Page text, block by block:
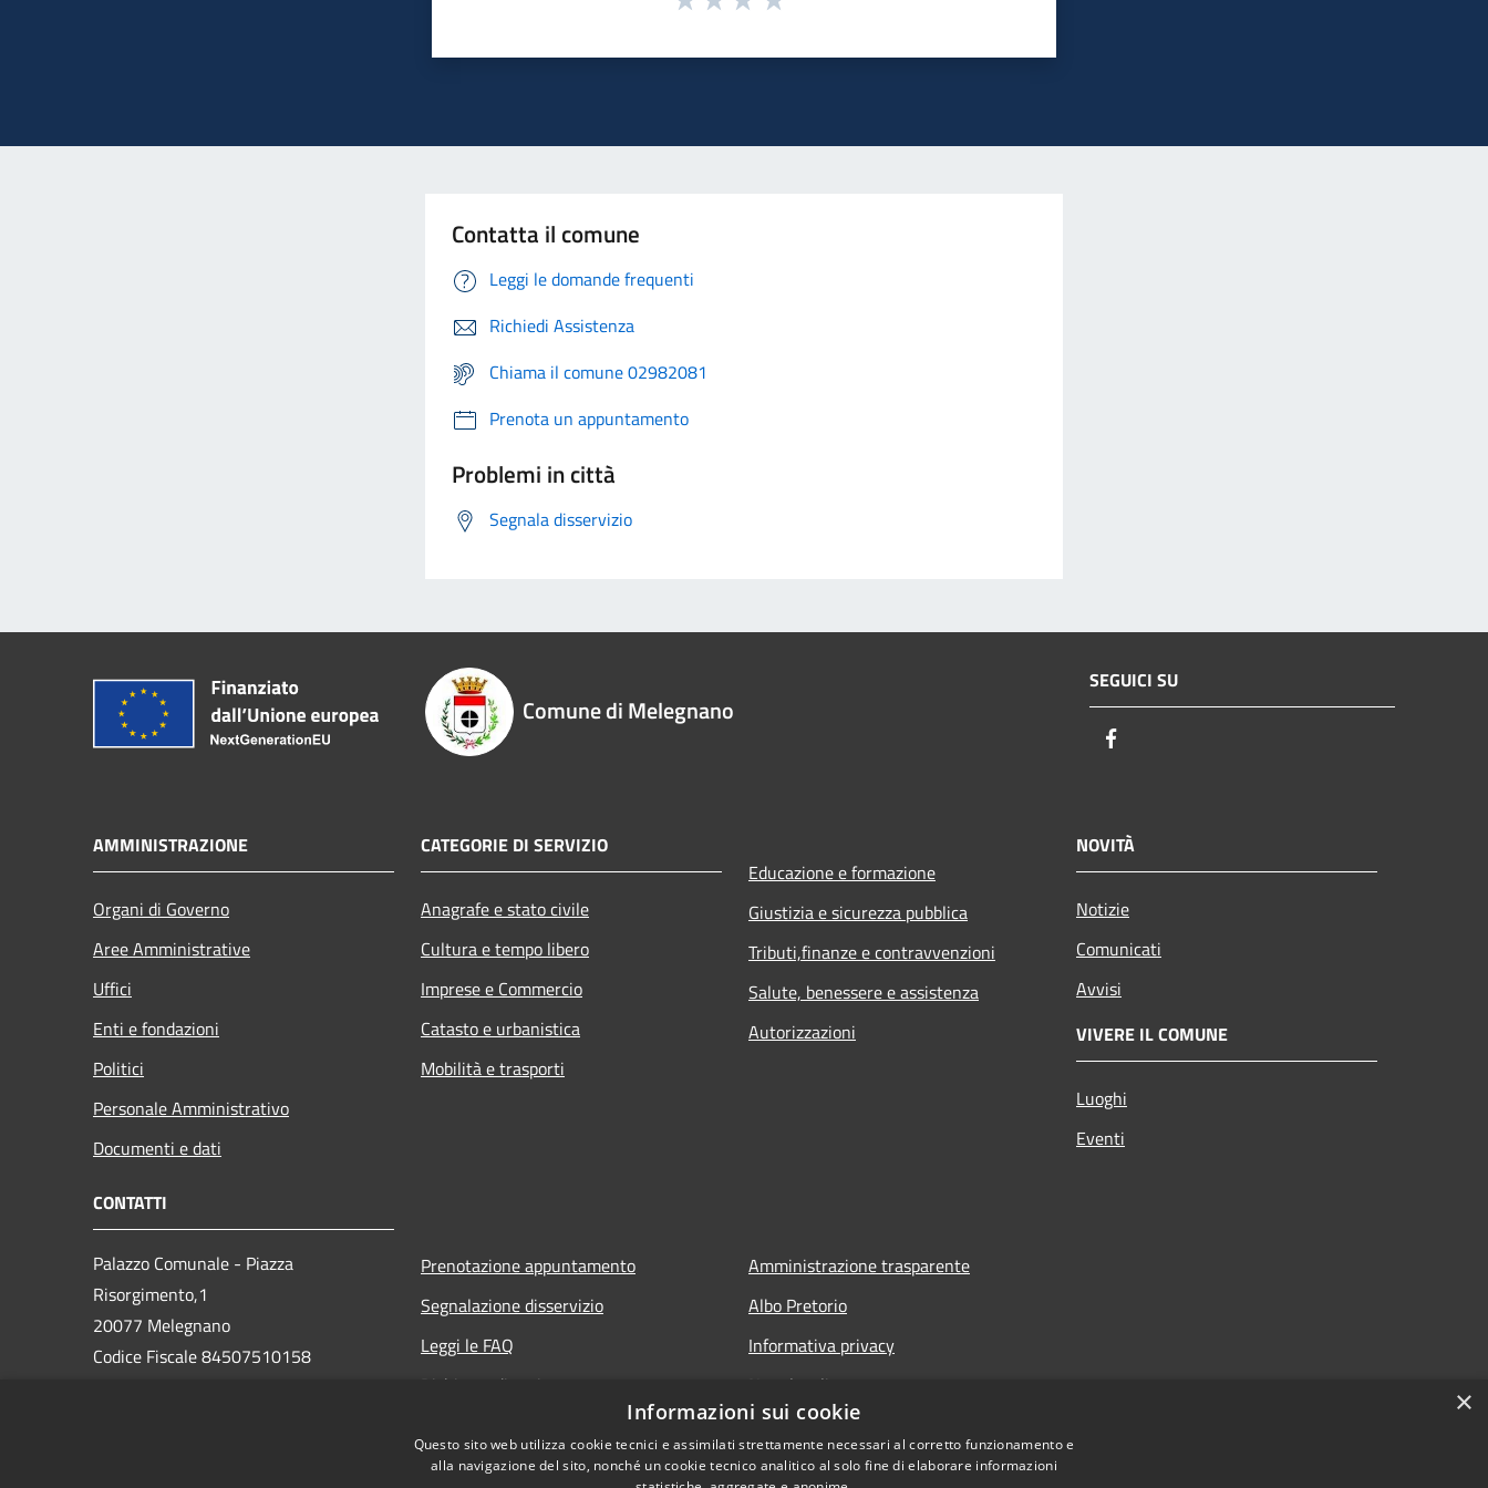
Contatta il comune
Leggi le domande frequenti
Richiedi Assistenza
Chiama il comune 02982081
Prenota un appuntamento
Problemi in città
Segnala disservizio
Comune di Melegnano
SEGUICI SU
AMMINISTRAZIONE
Organi di Governo
Aree Amministrative
Uffici
Enti e fondazioni
Politici
Personale Amministrativo
Documenti e dati
CATEGORIE DI SERVIZIO
Anagrafe e stato civile
Cultura e tempo libero
Imprese e Commercio
Catasto e urbanistica
Mobilità e trasporti
Educazione e formazione
Giustizia e sicurezza pubblica
Tributi,finanze e contravvenzioni
Salute, benessere e assistenza
Autorizzazioni
NOVITÀ
Notizie
Comunicati
Avvisi
VIVERE IL COMUNE
Luoghi
Eventi
CONTATTI
Palazzo Comunale - Piazza
Risorgimento,1
20077 Melegnano
Codice Fiscale 84507510158
Prenotazione appuntamento
Segnalazione disservizio
Leggi le FAQ
Richiesta di assistenza
Amministrazione trasparente
Albo Pretorio
Informativa privacy
Note legali
Dichiarazione di accessibilità
Attuazione PNRR
×
Informazioni sui cookie
Questo sito web utilizza cookie tecnici e assimilati strettamente necessari al corretto funzionamento e
alla navigazione del sito, nonché un cookie tecnico analitico al solo fine di elaborare informazioni